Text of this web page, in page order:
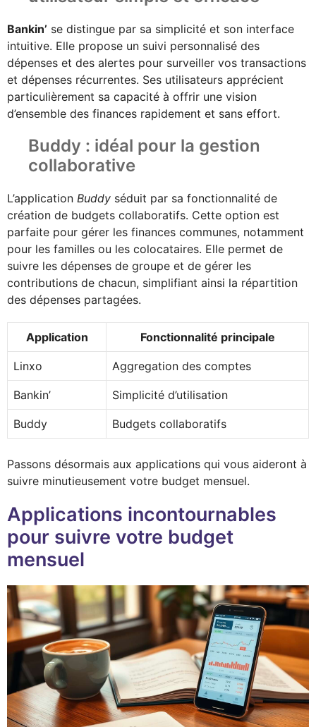
Bankin’ se distingue par sa simplicité et son interface
intuitive. Elle propose un suivi personnalisé des
dépenses et des alertes pour surveiller vos transactions
et dépenses récurrentes. Ses utilisateurs apprécient
particulièrement sa capacité à offrir une vision
d’ensemble des finances rapidement et sans effort.
Buddy : idéal pour la gestion
collaborative
L’application Buddy séduit par sa fonctionnalité de
création de budgets collaboratifs. Cette option est
parfaite pour gérer les finances communes, notamment
pour les familles ou les colocataires. Elle permet de
suivre les dépenses de groupe et de gérer les
contributions de chacun, simplifiant ainsi la répartition
des dépenses partagées.
Application Fonctionnalité principale
Linxo Aggregation des comptes
Bankin’ Simplicité d’utilisation
Buddy Budgets collaboratifs
Passons désormais aux applications qui vous aideront à
suivre minutieusement votre budget mensuel.
Applications incontournables
pour suivre votre budget
mensuel